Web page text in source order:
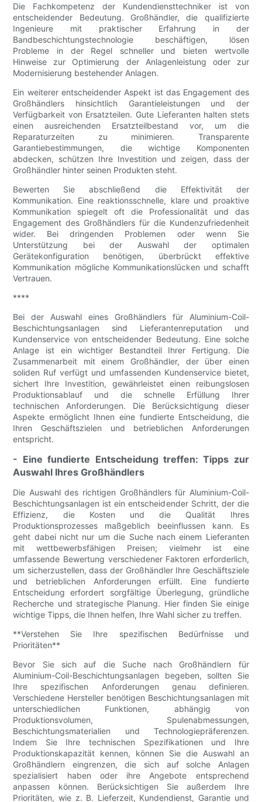
Die Fachkompetenz der Kundendiensttechniker ist von
entscheidender Bedeutung. Großhändler, die qualifizierte
Ingenieure mit praktischer Erfahrung in der
Bandbeschichtungstechnologie beschäftigen, lösen
Probleme in der Regel schneller und bieten wertvolle
Hinweise zur Optimierung der Anlagenleistung oder zur
Modernisierung bestehender Anlagen.
Ein weiterer entscheidender Aspekt ist das Engagement des
Großhändlers hinsichtlich Garantieleistungen und der
Verfügbarkeit von Ersatzteilen. Gute Lieferanten halten stets
einen ausreichenden Ersatzteilbestand vor, um die
Reparaturzeiten zu minimieren. Transparente
Garantiebestimmungen, die wichtige Komponenten
abdecken, schützen Ihre Investition und zeigen, dass der
Großhändler hinter seinen Produkten steht.
Bewerten Sie abschließend die Effektivität der
Kommunikation. Eine reaktionsschnelle, klare und proaktive
Kommunikation spiegelt oft die Professionalität und das
Engagement des Großhändlers für die Kundenzufriedenheit
wider. Bei dringenden Problemen oder wenn Sie
Unterstützung bei der Auswahl der optimalen
Gerätekonfiguration benötigen, überbrückt effektive
Kommunikation mögliche Kommunikationslücken und schafft
Vertrauen.
****
Bei der Auswahl eines Großhändlers für Aluminium-Coil-
Beschichtungsanlagen sind Lieferantenreputation und
Kundenservice von entscheidender Bedeutung. Eine solche
Anlage ist ein wichtiger Bestandteil Ihrer Fertigung. Die
Zusammenarbeit mit einem Großhändler, der über einen
soliden Ruf verfügt und umfassenden Kundenservice bietet,
sichert Ihre Investition, gewährleistet einen reibungslosen
Produktionsablauf und die schnelle Erfüllung Ihrer
technischen Anforderungen. Die Berücksichtigung dieser
Aspekte ermöglicht Ihnen eine fundierte Entscheidung, die
Ihren Geschäftszielen und betrieblichen Anforderungen
entspricht.
- Eine fundierte Entscheidung treffen: Tipps zur
Auswahl Ihres Großhändlers
Die Auswahl des richtigen Großhändlers für Aluminium-Coil-
Beschichtungsanlagen ist ein entscheidender Schritt, der die
Effizienz, die Kosten und die Qualität Ihres
Produktionsprozesses maßgeblich beeinflussen kann. Es
geht dabei nicht nur um die Suche nach einem Lieferanten
mit wettbewerbsfähigen Preisen; vielmehr ist eine
umfassende Bewertung verschiedener Faktoren erforderlich,
um sicherzustellen, dass der Großhändler Ihre Geschäftsziele
und betrieblichen Anforderungen erfüllt. Eine fundierte
Entscheidung erfordert sorgfältige Überlegung, gründliche
Recherche und strategische Planung. Hier finden Sie einige
wichtige Tipps, die Ihnen helfen, Ihre Wahl sicher zu treffen.
**Verstehen Sie Ihre spezifischen Bedürfnisse und
Prioritäten**
Bevor Sie sich auf die Suche nach Großhändlern für
Aluminium-Coil-Beschichtungsanlagen begeben, sollten Sie
Ihre spezifischen Anforderungen genau definieren.
Verschiedene Hersteller benötigen Beschichtungsanlagen mit
unterschiedlichen Funktionen, abhängig von
Produktionsvolumen, Spulenabmessungen,
Beschichtungsmaterialien und Technologiepräferenzen.
Indem Sie Ihre technischen Spezifikationen und Ihre
Produktionskapazität kennen, können Sie die Auswahl an
Großhändlern eingrenzen, die sich auf solche Anlagen
spezialisiert haben oder ihre Angebote entsprechend
anpassen können. Berücksichtigen Sie außerdem Ihre
Prioritäten, wie z. B. Lieferzeit, Kundendienst, Garantie und